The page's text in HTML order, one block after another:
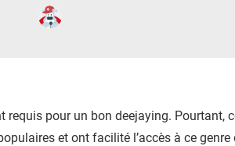
pour un bon deejaying. Pourtant,
et ont facilité l’accès à ce genre